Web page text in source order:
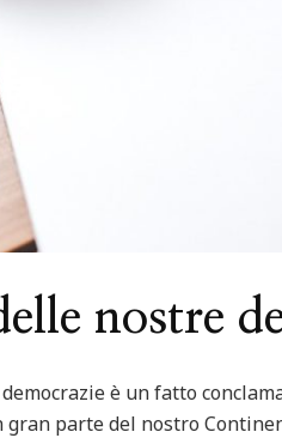
nostre
è un fatto
parte del nostro
Centro Italia
Riviera del Conero in